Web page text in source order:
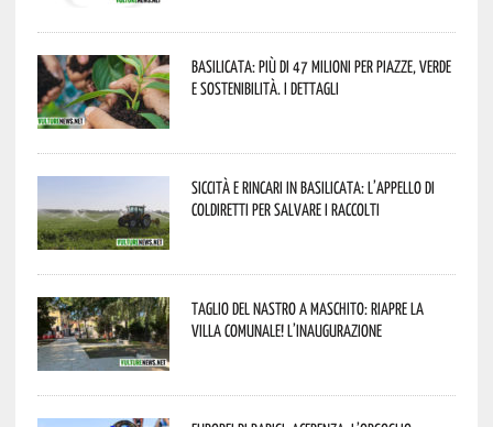
Basilicata: più di 47 milioni per piazze, verde
e sostenibilità. I dettagli
Siccità e rincari in Basilicata: l’appello di
Coldiretti per salvare i raccolti
Taglio del nastro a Maschito: riapre la
Villa Comunale! L’inaugurazione